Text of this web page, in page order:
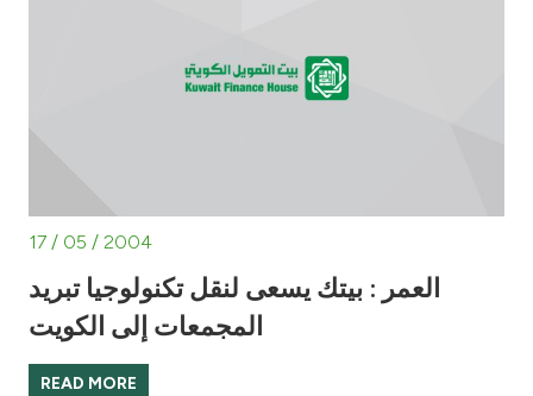
Kingdom of Bahrain
17 / 05 / 2004
العمر : بيتك يسعى لنقل تكنولوجيا تبريد
المجمعات إلى الكويت
READ MORE